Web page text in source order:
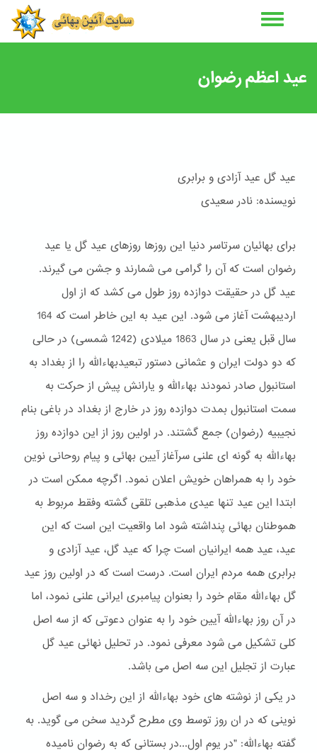
عید اعظم رضوان
عید گل عید آزادی و برابری
نویسنده: نادر سعیدی
برای بهائیان سرتاسر دنیا این روزها روزهای عید گل یا عید
رضوان است که آن را گرامی می شمارند و جشن می گیرند.
عید گل در حقیقت دوازده روز طول می کشد که از اول
اردیبهشت آغاز می شود. این عید به این خاطر است که 164
سال قبل یعنی در سال 1863 میلادی (1242 شمسی) در حالی
که دو دولت ایران و عثمانی دستور تبعیدبهاءالله را از بغداد به
استانبول صادر نمودند بهاءالله و یارانش پیش از حرکت به
سمت استانبول بمدت دوازده روز در خارج از بغداد در باغی بنام
نجیبیه (رضوان) جمع گشتند. در اولین روز از این دوازده روز
بهاءالله به گونه ای علنی سرآغاز آیین بهائی و پیام روحانی نوین
خود را به همراهان خویش اعلان نمود. اگرچه ممکن است در
ابتدا این عید تنها عیدی مذهبی تلقی گشته وفقط مربوط به
هموطنان بهائی پنداشته شود اما واقعیت این است که این
عید، عید همه ایرانیان است چرا که عید گل، عید آزادی و
برابری همه مردم ایران است. درست است که در اولین روز عید
گل بهاءالله مقام خود را بعنوان پیامبری ایرانی علنی نمود، اما
در آن روز بهاءالله آیین خود را به عنوان دعوتی که از سه اصل
کلی تشکیل می شود معرفی نمود. در تحلیل نهائی عید گل
عبارت از تجلیل این سه اصل می باشد.
در یکی از نوشته های خود بهاءالله از این رخداد و سه اصل
نوینی که در ان روز توسط وی مطرح گردید سخن می گوید. به
گفته بهاءالله: "در یوم اول...در بستانی که به رضوان نامیده